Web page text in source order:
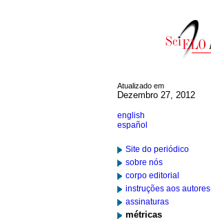
Atualizado em
Dezembro 27, 2012
english
español
Site do periódico
sobre nós
corpo editorial
instruções aos autores
assinaturas
métricas